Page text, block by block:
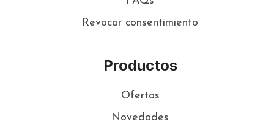
Revocar consentimiento
Productos
Ofertas
Novedades